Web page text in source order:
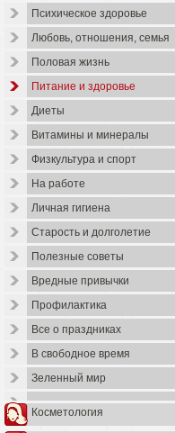
Психическое здоровье
Любовь, отношения, семья
Половая жизнь
Питание и здоровье
Диеты
Витамины и минералы
Физкультура и спорт
На работе
Личная гигиена
Старость и долголетие
Полезные советы
Вредные привычки
Профилактика
Все о праздниках
В свободное время
Зеленный мир
Косметология